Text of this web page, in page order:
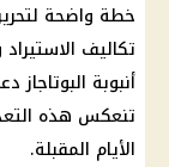
خطة واضحة
تكاليف
أنبوبة
تنعكس هذه
الأيام المقبلة.